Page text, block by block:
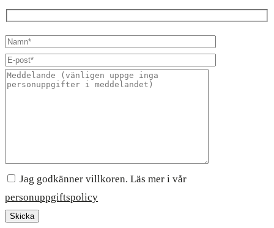
Jag godkänner villkoren. Läs mer i vår
personuppgiftspolicy